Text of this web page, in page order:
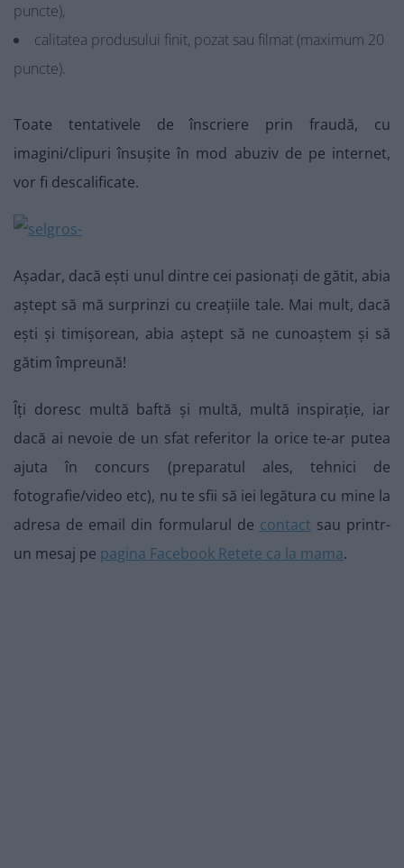
puncte),
calitatea produsului finit, pozat sau filmat (maximum 20
puncte).
Toate tentativele de înscriere prin fraudă, cu
imagini/clipuri însușite în mod abuziv de pe internet,
vor fi descalificate.
Așadar, dacă ești unul dintre cei pasionați de gătit, abia
aștept să mă surprinzi cu creațiile tale. Mai mult, dacă
ești și timișorean, abia aștept să ne cunoaștem și să
gătim împreună!
Îți doresc multă baftă și multă, multă inspirație, iar
dacă ai nevoie de un sfat referitor la orice te-ar putea
ajuta în concurs (preparatul ales, tehnici de
fotografie/video etc), nu te sfii să iei legătura cu mine la
adresa de email din formularul de contact sau printr-
un mesaj pe pagina Facebook Retete ca la mama.